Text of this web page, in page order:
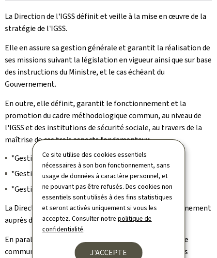
Ce site utilise des cookies essentiels
nécessaires à son bon fonctionnement, sans
usage de données à caractère personnel, et
ne pouvant pas être refusés. Des cookies non
essentiels sont utilisés à des fins statistiques
et seront activés uniquement si vous les
acceptez. Consulter notrepolitique de
confidentialité.
J'ACCEPTE
La Direction de l'IGSS définit et veille à la mise en œuvre de la
stratégie de l'IGSS.
Elle en assure sa gestion générale et garantit la réalisation de
ses missions suivant la législation en vigueur ainsi que sur base
des instructions du Ministre, et le cas échéant du
Gouvernement.
En outre, elle définit, garantit le fonctionnement et la
promotion du cadre méthodologique commun, au niveau de
l'IGSS et des institutions de sécurité sociale, au travers de la
maîtrise de ces trois aspects fondamentaux:
"Gestion des risques" ;
"Gestion des processus";
"Gestion de l'assurance qualité".
La Direction représente également l'IGSS ou le Gouvernement
auprès d'instances nationales et internationales.
En parallèle, elle pilote et met en œuvre la stratégie de
communication de l'IGSS afin d'une part, de diffuser des